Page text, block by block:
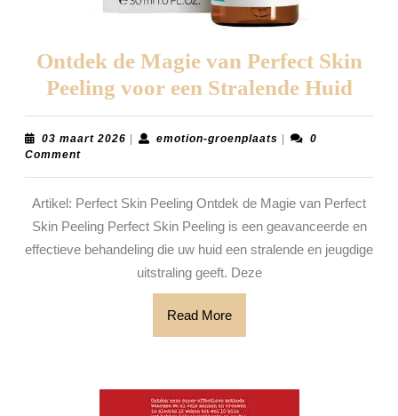
Ontdek de Magie van Perfect Skin
Peeling voor een Stralende Huid
de
Skin
03 maart 2026 03
| emotion-groenplaatsemotion-
|
0
Comment
Artikel: Perfect Skin Peeling Ontdek de Magie van Perfect
Skin Peeling Perfect Skin Peeling is een geavanceerde en
effectieve behandeling die uw huid een stralende en jeugdige
uitstraling geeft. Deze
Read MoreRead
More